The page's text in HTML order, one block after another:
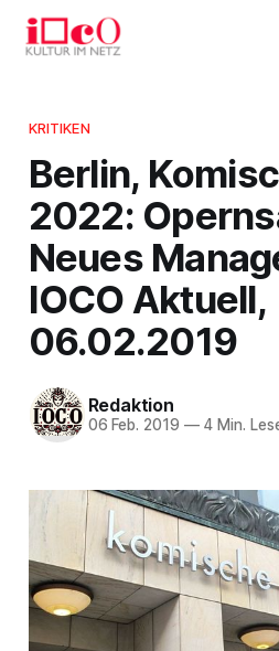
KRITIKEN
Berlin,
2022:
Neues
IOCO Aktuell,
06.02.2019
Redaktion
06 Feb. 2019 —4 Min.